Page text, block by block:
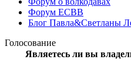
Форум ЕСВВ
Блог Павла&Светланы
Голосование
Являетесь ли вы